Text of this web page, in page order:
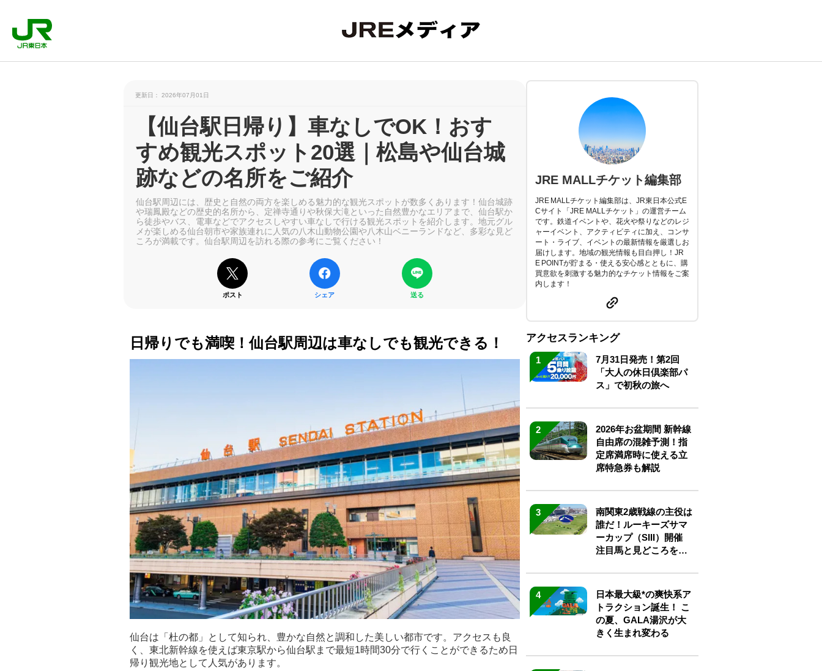
更新日： 2026年07月01日
【仙台駅日帰り】車なしでOK！おす
すめ観光スポット20選｜松島や仙台城
跡などの名所をご紹介
仙台駅周辺には、歴史と自然の両方を楽しめる魅力的な観光スポットが数多くあります！仙台城跡
や瑞鳳殿などの歴史的名所から、定禅寺通りや秋保大滝といった自然豊かなエリアまで、仙台駅か
ら徒歩やバス、電車などでアクセスしやすい車なしで行ける観光スポットを紹介します。地元グル
メが楽しめる仙台朝市や家族連れに人気の八木山動物公園や八木山ベニーランドなど、多彩な見ど
ころが満載です。仙台駅周辺を訪れる際の参考にご覧ください！
ポスト シェア 送る
日帰りでも満喫！仙台駅周辺は車なしでも観光できる！
仙台は「杜の都」として知られ、豊かな自然と調和した美しい都市です。アクセスも良
く、東北新幹線を使えば東京駅から仙台駅まで最短1時間30分で行くことができるため日
帰り観光地として人気があります。
JRE MALLチケット編集部
JRE MALLチケット編集部は、JR東日本公式E
Cサイト「JRE MALLチケット」の運営チーム
です。鉄道イベントや、花火や祭りなどのレジ
ャーイベント、アクティビティに加え、コンサ
ート・ライブ、イベントの最新情報を厳選しお
届けします。地域の観光情報も目白押し！JR
E POINTが貯まる・使える安心感とともに、購
買意欲を刺激する魅力的なチケット情報をご案
内します！
アクセスランキング
1
7月31日発売！第2回
「大人の休日倶楽部パ
ス」で初秋の旅へ
2
2026年お盆期間 新幹線
自由席の混雑予測！指
定席満席時に使える立
席特急券も解説
3
南関東2歳戦線の主役は
誰だ！ルーキーズサマ
ーカップ（SIII）開催
注目馬と見どころをチ
4
日本最大級*の爽快系ア
トラクション誕生！ こ
の夏、GALA湯沢が大
きく生まれ変わる